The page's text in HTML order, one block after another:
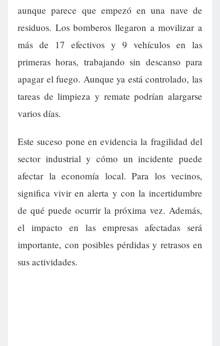
aunque parece que empezó en una nave de
residuos. Los bomberos llegaron a movilizar a
más de 17 efectivos y 9 vehículos en las
primeras horas, trabajando sin descanso para
apagar el fuego. Aunque ya está controlado, las
tareas de limpieza y remate podrían alargarse
varios días.
Este suceso pone en evidencia la fragilidad del
sector industrial y cómo un incidente puede
afectar la economía local. Para los vecinos,
significa vivir en alerta y con la incertidumbre
de qué puede ocurrir la próxima vez. Además,
el impacto en las empresas afectadas será
importante, con posibles pérdidas y retrasos en
sus actividades.